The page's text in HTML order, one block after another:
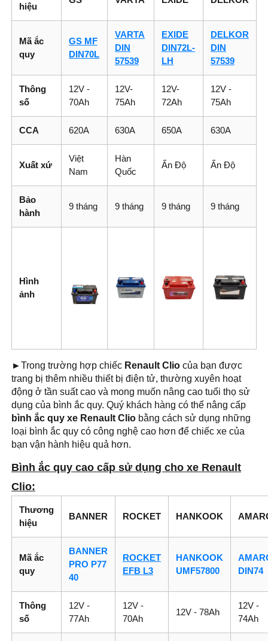
hiệu
Mã ắc
quy
GS MF
DIN70L
VARTA
DIN
57539
EXIDE
DIN72L-
LH
DELKOR
DIN
57539
Thông
số
12V -
70Ah
12V-
75Ah
12V-
72Ah
12V -
75Ah
CCA 620A 630A 650A 630A
Xuất xứ
Việt
Nam
Hàn
Quốc
Ấn Độ Ấn Độ
Bảo
hành
9 tháng 9 tháng 9 tháng 9 tháng
Hình
ảnh
►Trong trường hợp chiếc Renault Clio của bạn được
trang bị thêm nhiều thiết bị điện tử, thường xuyên hoạt
động ở tần suất cao và mong muốn nâng cao tuổi thọ sử
dụng của bình ắc quy. Quý khách hàng có thể nâng cấp
bình ắc quy xe Renault Clio bằng cách sử dụng những
loại bình ắc quy có công nghệ cao hơn để chiếc xe của
bạn vận hành hiệu quả hơn.
Bình ắc quy cao cấp sử dụng cho xe Renault
Clio:
Thương
hiệu
BANNER ROCKET HANKOOK
Mã ắc
quy
BANNER
PRO P77
40
ROCKET
EFB L3
HANKOOK
UMF57800
DIN74
Thông
số
12V -
77Ah
12V -
70Ah
12V - 78Ah
12V -
74Ah